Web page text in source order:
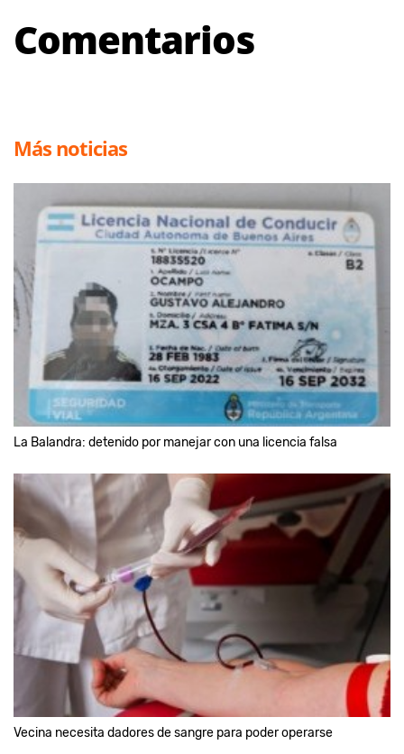
Comentarios
Más noticias
La Balandra: detenido por manejar con una licencia falsa
Vecina necesita dadores de sangre para poder operarse